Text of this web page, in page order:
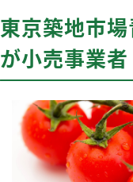
東京築地市
が小売事業者